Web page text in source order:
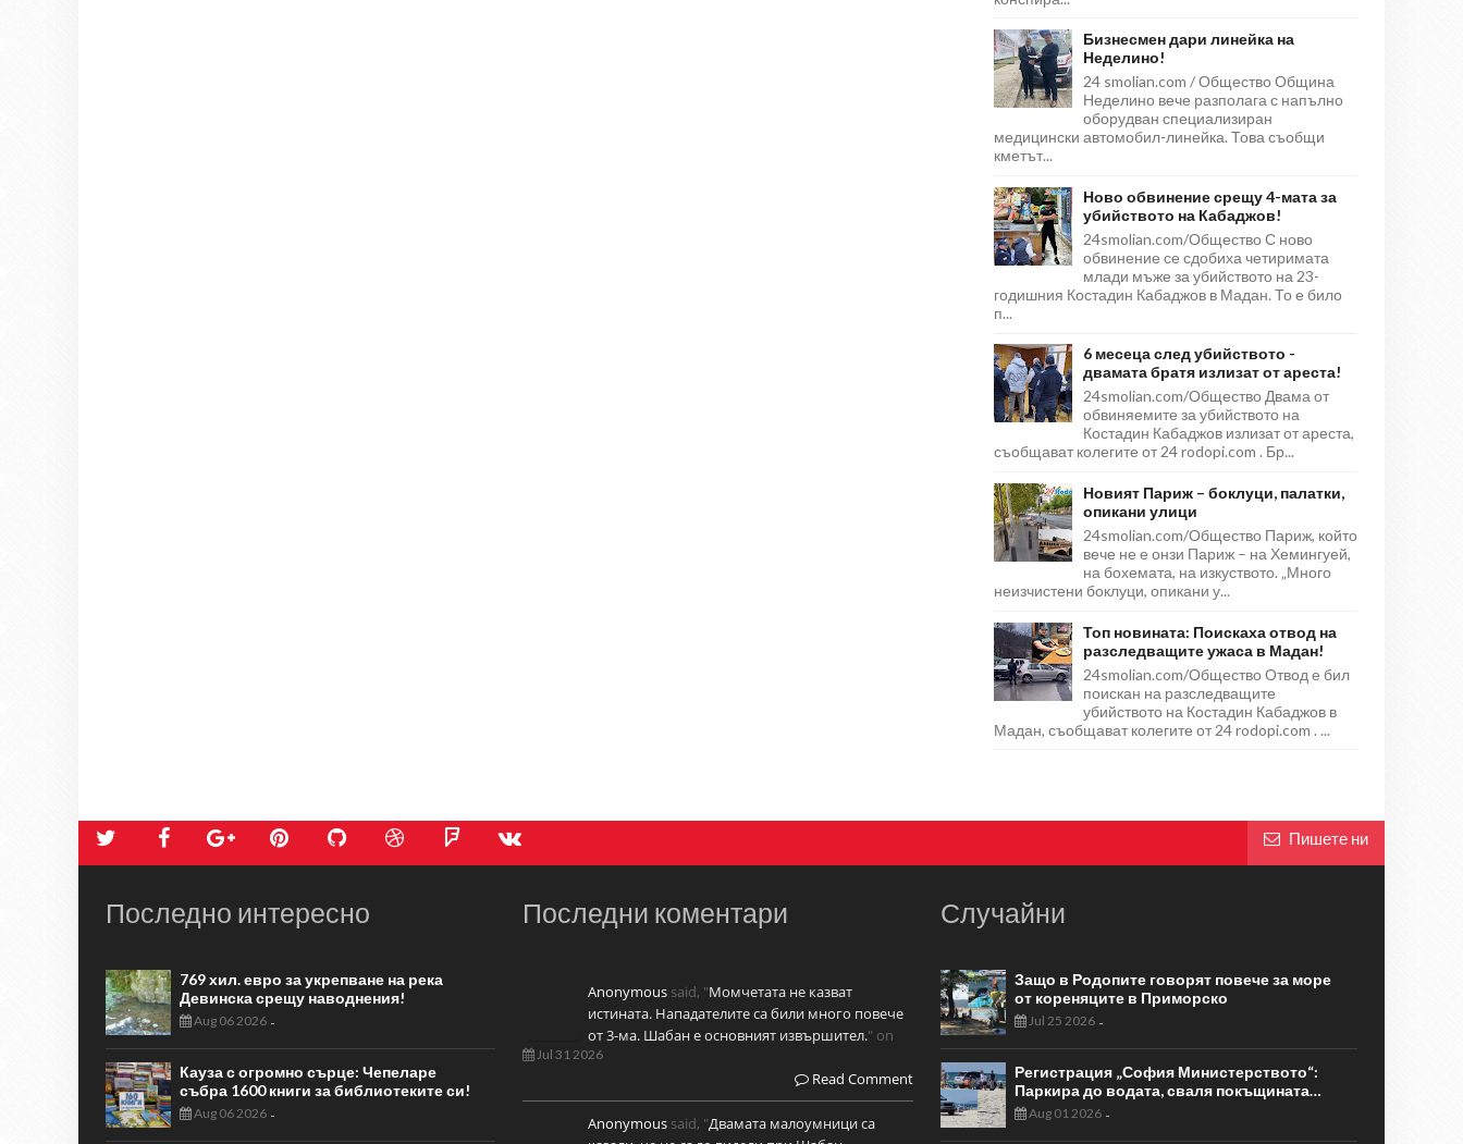
Бизнесмен дари линейка на
Неделино!
24 smolian.com / Общество Община
Неделино вече разполага с напълно
оборудван специализиран
медицински автомобил-линейка. Това съобщи
кметът...
Ново обвинение срещу 4-мата за
убийството на Кабаджов!
24smolian.com/Общество С ново
обвинение се сдобиха четиримата
млади мъже за убийството на 23-
годишния Костадин Кабаджов в Мадан. То е било
п...
6 месеца след убийството -
двамата братя излизат от ареста!
24smolian.com/Общество Двама от
обвиняемите за убийството на
Костадин Кабаджов излизат от ареста,
съобщават колегите от 24 rodopi.com . Бр...
Новият Париж – боклуци, палатки,
опикани улици
24smolian.com/Общество Париж, който
вече не е онзи Париж – на Хемингуей,
на бохемата, на изкуството. „Много
неизчистени боклуци, опикани у...
Топ новината: Поискаха отвод на
разследващите ужаса в Мадан!
24smolian.com/Общество Отвод е бил
поискан на разследващите
убийството на Костадин Кабаджов в
Мадан, съобщават колегите от 24 rodopi.com . ...
Пишете ни
Последно интересно
769 хил. евро за укрепване на река
Девинска срещу наводнения!
Aug 06 2026 -
Кауза с огромно сърце: Чепеларе
събра 1600 книги за библиотеките си!
Aug 06 2026 -
Последни коментари
Anonymous said, "Момчетата не казват
истината. Нападателите са били много повече
от 3-ма. Шабан е основният извършител." on
Jul 31 2026
Read Comment
Anonymous said, "Двамата малоумници са
Случайни
Защо в Родопите говорят повече за море
от кореняците в Приморско
Jul 25 2026-
Регистрация „София Министерството“:
Паркира до водата, сваля покъщината…
Aug 01 2026-